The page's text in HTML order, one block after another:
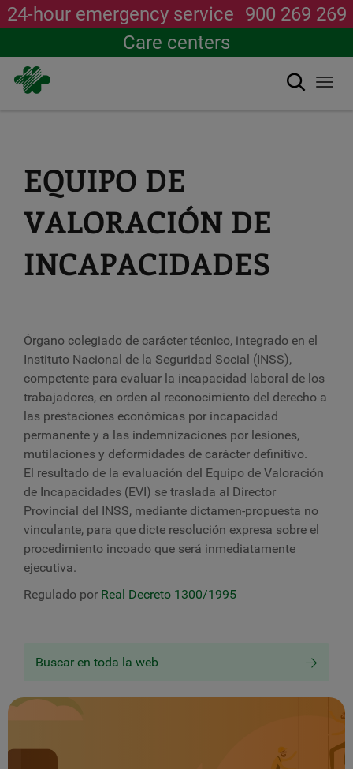
24-hour emergency service 900 269 269
Care centers
Search
EQUIPO DE
VALORACIÓN DE
INCAPACIDADES
Órgano colegiado de carácter técnico, integrado en el
Instituto Nacional de la Seguridad Social (INSS),
competente para evaluar la incapacidad laboral de los
trabajadores, en orden al reconocimiento del derecho a
las prestaciones económicas por incapacidad
permanente y a las indemnizaciones por lesiones,
mutilaciones y deformidades de carácter definitivo.
El resultado de la evaluación del Equipo de Valoración
de Incapacidades (EVI) se traslada al Director
Provincial del INSS, mediante dictamen-propuesta no
vinculante, para que dicte resolución expresa sobre el
procedimiento incoado que será inmediatamente
ejecutiva.
Regulado por Real Decreto 1300/1995
Buscar en toda la web